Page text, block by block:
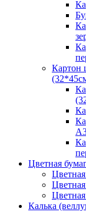
Картон
Цветная
Калька